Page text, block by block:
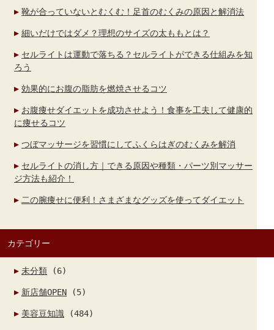
靴が合っていないとむくむ！足首のむくみの原因と解消法
細いだけではダメ？理想のサイズの太ももとは？
セルライトは運動で落ちる？セルライトができる仕組みを知
ろう
効果的にお腹の脂肪を燃焼させるコツ
お腹痩せダイエットを成功させよう！食事を工夫して健康的
に痩せるコツ
つぼマッサージを習慣にしてふくらはぎのむくみを解消
セルライトの消し方｜できる原因や種類・パーツ別マッサー
ジ方法も紹介！
二の腕痩せに便利！さまざまなグッズを使ってダイエット
カテゴリー
未分類 (6)
新店舗OPEN (5)
美容豆知識 (484)